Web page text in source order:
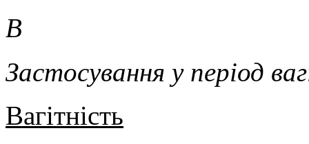
В
Застосування у період
Вагітність